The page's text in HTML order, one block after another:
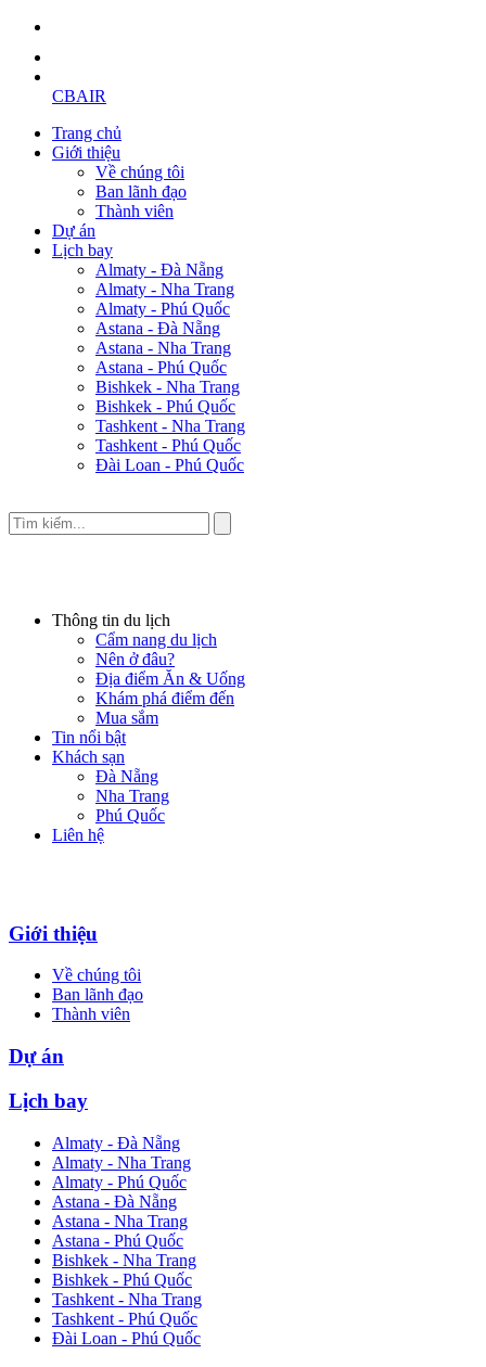
CBAIR
Trang chủ
Giới thiệu
Về chúng tôi
Ban lãnh đạo
Thành viên
Dự án
Lịch bay
Almaty - Đà Nẵng
Almaty - Nha Trang
Almaty - Phú Quốc
Astana - Đà Nẵng
Astana - Nha Trang
Astana - Phú Quốc
Bishkek - Nha Trang
Bishkek - Phú Quốc
Tashkent - Nha Trang
Tashkent - Phú Quốc
Đài Loan - Phú Quốc
Thông tin du lịch
Cẩm nang du lịch
Nên ở đâu?
Địa điểm Ăn & Uống
Khám phá điểm đến
Mua sắm
Tin nổi bật
Khách sạn
Đà Nẵng
Nha Trang
Phú Quốc
Liên hệ
Giới thiệu
Về chúng tôi
Ban lãnh đạo
Thành viên
Dự án
Lịch bay
Almaty - Đà Nẵng
Almaty - Nha Trang
Almaty - Phú Quốc
Astana - Đà Nẵng
Astana - Nha Trang
Astana - Phú Quốc
Bishkek - Nha Trang
Bishkek - Phú Quốc
Tashkent - Nha Trang
Tashkent - Phú Quốc
Đài Loan - Phú Quốc